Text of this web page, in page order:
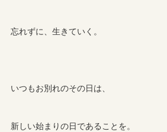
忘れずに、生きていく。
いつもお別れのその日は、
新しい始まりの日であることを。